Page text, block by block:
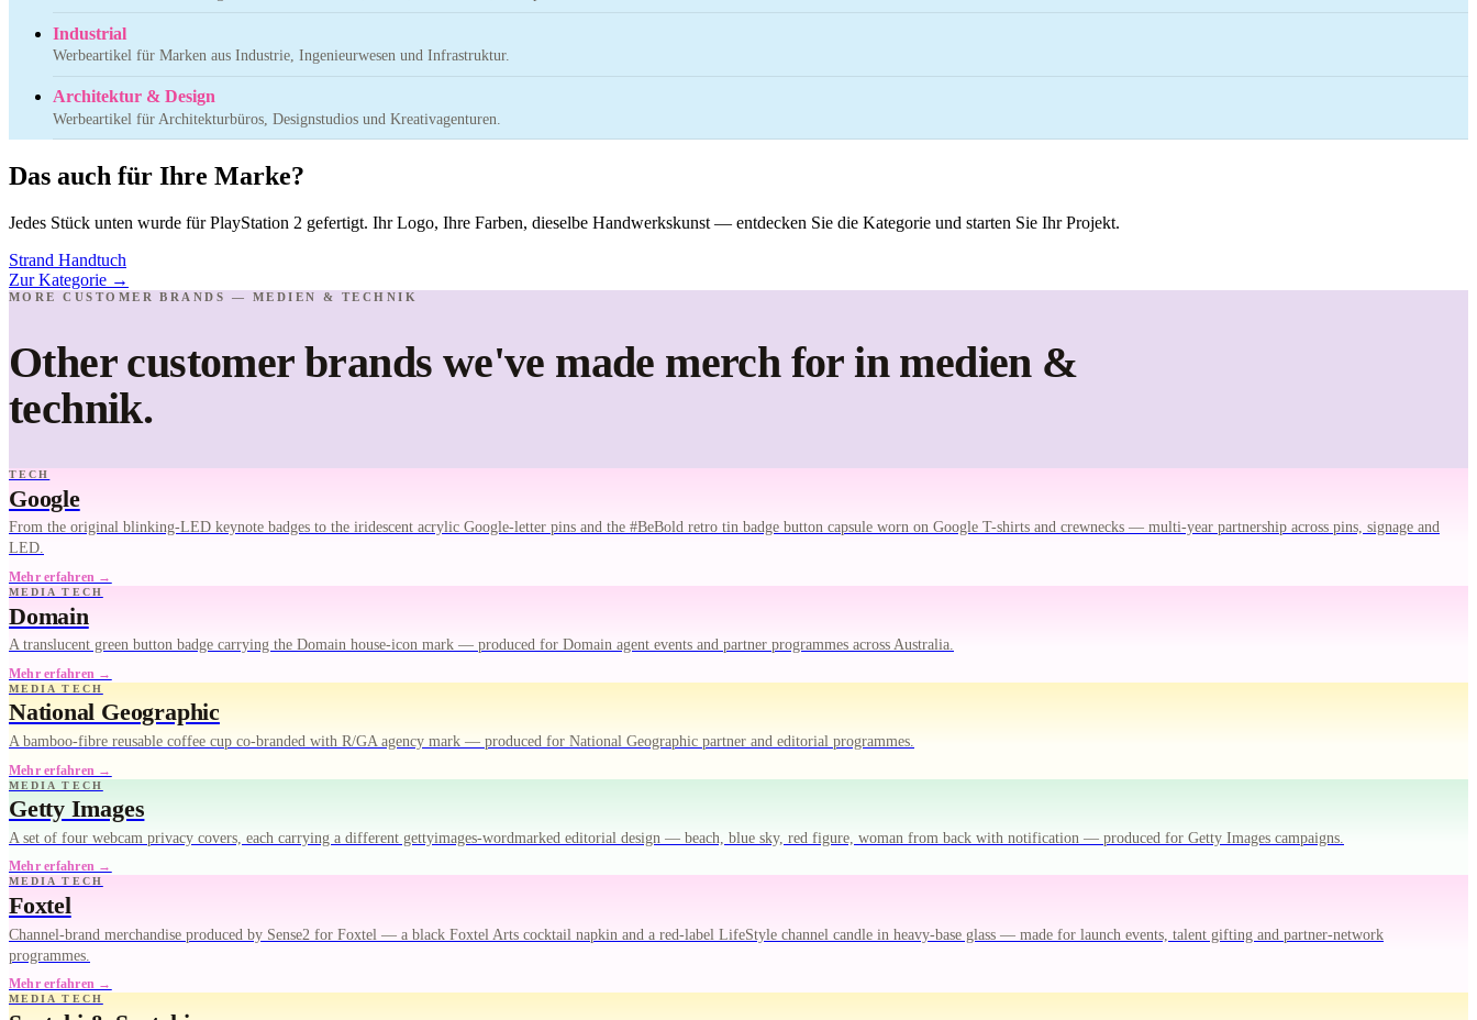
Industrial
Werbeartikel für Marken aus Industrie, Ingenieurwesen und Infrastruktur.
Architektur & Design
Werbeartikel für Architekturbüros, Designstudios und Kreativagenturen.
Das auch für Ihre Marke?
Jedes Stück unten wurde für PlayStation 2 gefertigt. Ihr Logo, Ihre Farben, dieselbe Handwerkskunst — entdecken Sie die Kategorie und starten Sie Ihr Projekt.
Strand Handtuch
Zur Kategorie →
MORE CUSTOMER BRANDS — MEDIEN & TECHNIK
Other customer brands we've made merch for in medien &
technik.
TECH
Google
From the original blinking-LED keynote badges to the iridescent acrylic Google-letter pins and the #BeBold retro tin badge button capsule worn on Google T-shirts and crewnecks — multi-year partnership across pins, signage and
LED.
Mehr erfahren →
MEDIA TECH
Domain
A translucent green button badge carrying the Domain house-icon mark — produced for Domain agent events and partner programmes across Australia.
Mehr erfahren →
MEDIA TECH
National Geographic
A bamboo-fibre reusable coffee cup co-branded with R/GA agency mark — produced for National Geographic partner and editorial programmes.
Mehr erfahren →
MEDIA TECH
Getty Images
A set of four webcam privacy covers, each carrying a different gettyimages-wordmarked editorial design — beach, blue sky, red figure, woman from back with notification — produced for Getty Images campaigns.
Mehr erfahren →
MEDIA TECH
Foxtel
Channel-brand merchandise produced by Sense2 for Foxtel — a black Foxtel Arts cocktail napkin and a red-label LifeStyle channel candle in heavy-base glass — made for launch events, talent gifting and partner-network
programmes.
Mehr erfahren →
MEDIA TECH